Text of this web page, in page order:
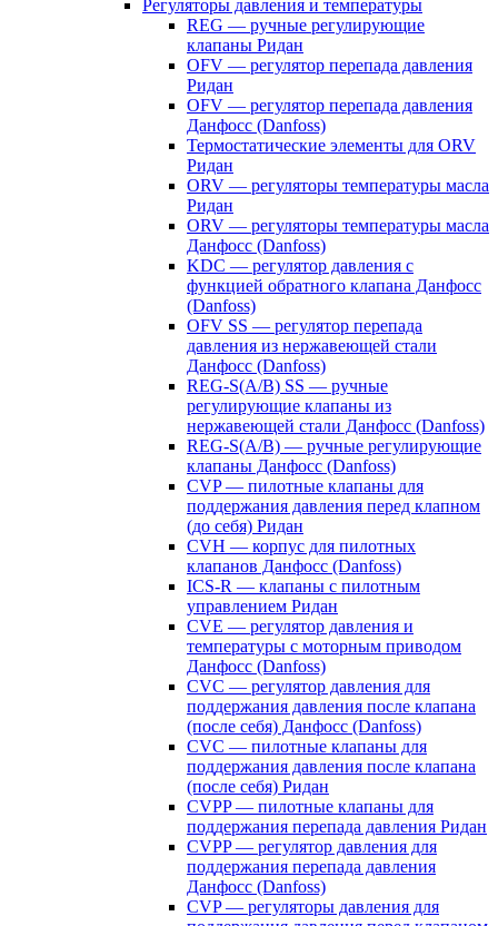
Регуляторы давления и температуры
REG — ручные регулирующие
клапаны Ридан
OFV — регулятор перепада давления
Ридан
OFV — регулятор перепада давления
Данфосс (Danfoss)
Термостатические элементы для ORV
Ридан
ORV — регуляторы температуры масла
Ридан
ORV — регуляторы температуры масла
Данфосс (Danfoss)
KDC — регулятор давления с
функцией обратного клапана Данфосс
(Danfoss)
OFV SS — регулятор перепада
давления из нержавеющей стали
Данфосс (Danfoss)
REG-S(A/B) SS — ручные
регулирующие клапаны из
нержавеющей стали Данфосс (Danfoss)
REG-S(A/B) — ручные регулирующие
клапаны Данфосс (Danfoss)
CVP — пилотные клапаны для
поддержания давления перед клапном
(до себя) Ридан
CVH — корпус для пилотных
клапанов Данфосс (Danfoss)
ICS-R — клапаны с пилотным
управлением Ридан
CVE — регулятор давления и
температуры с моторным приводом
Данфосс (Danfoss)
CVС — регулятор давления для
поддержания давления после клапана
(после себя) Данфосс (Danfoss)
CVС — пилотные клапаны для
поддержания давления после клапана
(после себя) Ридан
CVPP — пилотные клапаны для
поддержания перепада давления Ридан
CVPP — регулятор давления для
поддержания перепада давления
Данфосс (Danfoss)
CVP — регуляторы давления для